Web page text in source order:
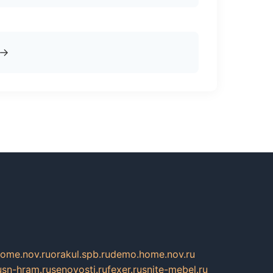
orakul.spb.rudemo.home.nov.ru
sn-hram.rusenovosti.rufexer.rusnite-mebel.ru